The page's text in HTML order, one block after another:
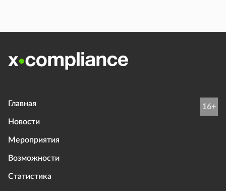
Главная
Новости
Мероприятия
Возможности
Статистика
16+